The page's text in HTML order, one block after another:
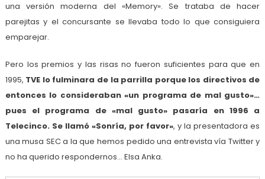
una versión moderna del «Memory». Se trataba de hacer
parejitas y el concursante se llevaba todo lo que consiguiera
emparejar.
Pero los premios y las risas no fueron suficientes para que en
1995, TVE lo fulminara de la parrilla porque los directivos de
entonces lo consideraban «un programa de mal gusto»…
pues el programa de «mal gusto» pasaría en 1996 a
Telecinco. Se llamó «Sonría, por favor», y la presentadora es
una musa SEC a la que hemos pedido una entrevista vía Twitter y
no ha querido respondernos… Elsa Anka.